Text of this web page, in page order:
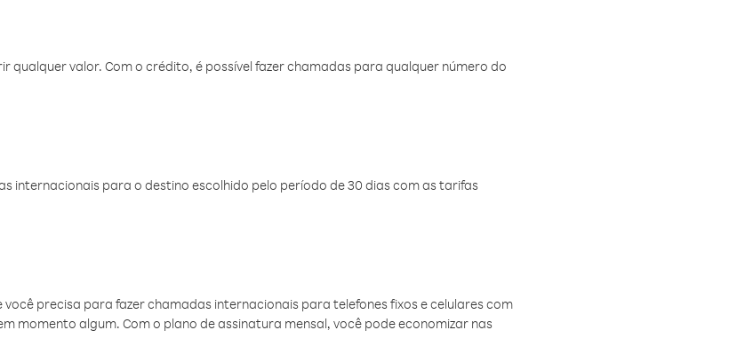
qualquer valor. Com o crédito, é possível fazer chamadas para qualquer número do
internacionais para o destino escolhido pelo período de 30 dias com as tarifas
precisa para fazer chamadas internacionais para telefones fixos e celulares com
momento algum. Com o plano de assinatura mensal, você pode economizar nas